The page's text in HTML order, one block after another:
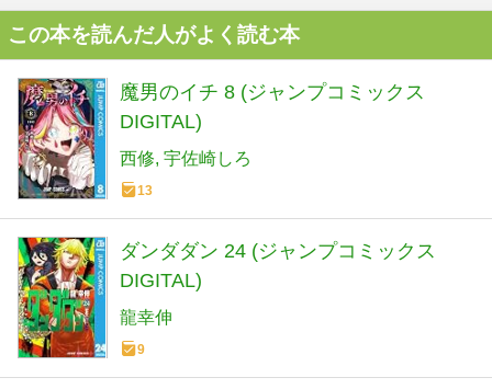
この本を読んだ人がよく読む本
魔男のイチ 8 (ジャンプコミックス
DIGITAL)
西修 宇佐崎しろ
13
ダンダダン 24 (ジャンプコミックス
DIGITAL)
龍幸伸
9